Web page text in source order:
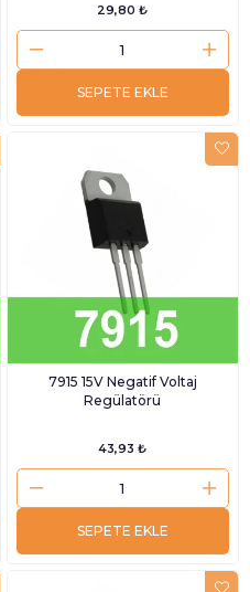
29,80 ₺
SEPETE EKLE
7915 15V Negatif Voltaj
Regülatörü
43,93 ₺
SEPETE EKLE